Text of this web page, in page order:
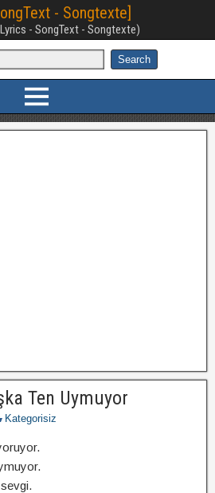
- Songtexte]
- SongText - Songtexte)
Ten Uymuyor
Kategorisiz